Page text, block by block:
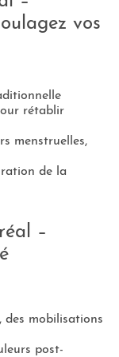
vos
rétablir
menstruelles,
de la
–
des mobilisations
post-